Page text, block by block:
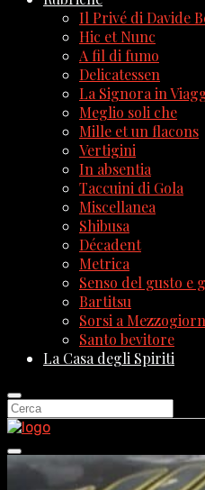
Il Privé di Davide
Hic et Nunc
A fil di fumo
Delicatessen
La Signora in
Meglio soli che
Mille et un flacons
Vertigini
In absentia
Taccuini di Gola
Miscellanea
Shibusa
Décadent
Metrica
Senso del gusto e
Bartitsu
Sorsi a
Santo bevitore
La Casa degli Spiriti